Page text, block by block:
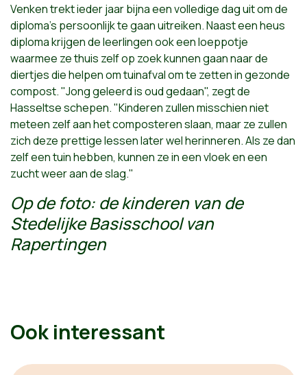
Venken trekt ieder jaar bijna een volledige dag uit om de
diploma's persoonlijk te gaan uitreiken. Naast een heus
diploma krijgen de leerlingen ook een loeppotje
waarmee ze thuis zelf op zoek kunnen gaan naar de
diertjes die helpen om tuinafval om te zetten in gezonde
compost. "Jong geleerd is oud gedaan", zegt de
Hasseltse schepen. "Kinderen zullen misschien niet
meteen zelf aan het composteren slaan, maar ze zullen
zich deze prettige lessen later wel herinneren. Als ze dan
zelf een tuin hebben, kunnen ze in een vloek en een
zucht weer aan de slag."
Op de foto: de kinderen van de
Stedelijke Basisschool van
Rapertingen
Ook interessant